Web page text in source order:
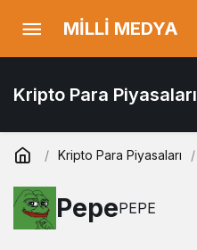
MİLLİ MEDYA
Kripto Para Piyasaları
Kripto Para Piyasaları
PepePEPE